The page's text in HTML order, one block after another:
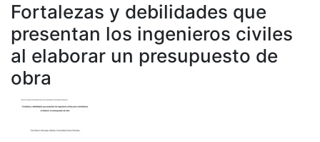
Fortalezas y debilidades que
presentan los ingenieros civiles
al elaborar un presupuesto de
obra